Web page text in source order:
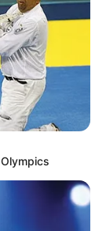
б у
місцевої
за